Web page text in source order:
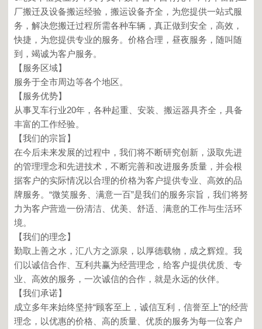
厂搬迁及设备搬运经验，搬运设备齐全，为您提供一站式服
务，解决您搬迁过程所需各种车辆，真正做到安全，高效，
快捷，为您提供专业的服务。价格合理，昼夜服务，随叫随
到，竭诚为客户服务。
【服务区域】
服务于全市周边等各个地区。
【服务优势】
从事叉车行业20年，各种起重、安装、搬运器具齐全，具备
丰富的工作经验。
【我们的宗旨】
在今后未来发展的过程中，我们将不断研究创新，汲取先进
的管理理念和先进技术，不断完善和改进服务质量，并会根
据客户的实际情况以合理的价格为客户提供专业、高效的品
牌服务。“微笑服务、满意一百”是我们的服务宗旨，我们将努
力为客户营造一份清洁、优美、舒适、满意的工作与生活环
境。
【我们的理念】
勤取上善之水，汇八方之源泉，以厚德载物，成之辉煌。我
们以诚信合作、互利共赢为经营理念，给客户提供优质、专
业、高效的服务，一次诚信的合作，就是永远的伙伴。
【我们承诺】
成立多年来始终坚持“顾客至上，诚信互利，信誉至上”的经营
理念，以优惠的价格、高的质量、优质的服务为每一位客户